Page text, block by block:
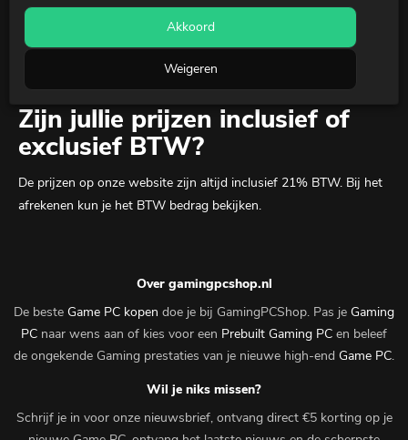
Akkoord
Weigeren
Zijn jullie prijzen inclusief of
exclusief BTW?
De prijzen op onze website zijn altijd inclusief 21% BTW. Bij het
afrekenen kun je het BTW bedrag bekijken.
Over gamingpcshop.nl
De beste Game PC kopen doe je bij GamingPCShop. Pas je Gaming
PC naar wens aan of kies voor een Prebuilt Gaming PC en beleef
de ongekende Gaming prestaties van je nieuwe high-end Game PC.
Wil je niks missen?
Schrijf je in voor onze nieuwsbrief, ontvang direct €5 korting op je